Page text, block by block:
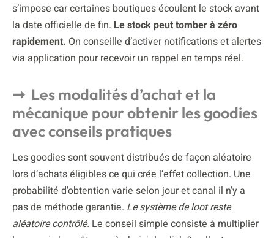
s’impose car certaines boutiques écoulent le stock avant
la date officielle de fin. Le stock peut tomber à zéro
rapidement. On conseille d’activer notifications et alertes
via application pour recevoir un rappel en temps réel.
Les modalités d’achat et la
mécanique pour obtenir les goodies
avec conseils pratiques
Les goodies sont souvent distribués de façon aléatoire
lors d’achats éligibles ce qui crée l’effet collection. Une
probabilité d’obtention varie selon jour et canal il n’y a
pas de méthode garantie. Le système de loot reste
aléatoire contrôlé. Le conseil simple consiste à multiplier